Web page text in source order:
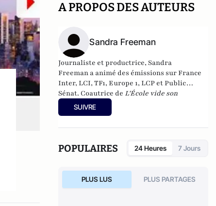
A PROPOS DES AUTEURS
Sandra Freeman
Journaliste et productrice, Sandra
Freeman a animé des émissions sur France
Inter, LCI, TF1, Europe 1, LCP et Public
Sénat. Coautrice de L'École vide son
sac
(Éditions du Moment, 2009), elle est la
fondatrice du média internet MatriochK.
SUIVRE
POPULAIRES 24 Heures 7 Jours
PLUS LUS PLUS PARTAGES